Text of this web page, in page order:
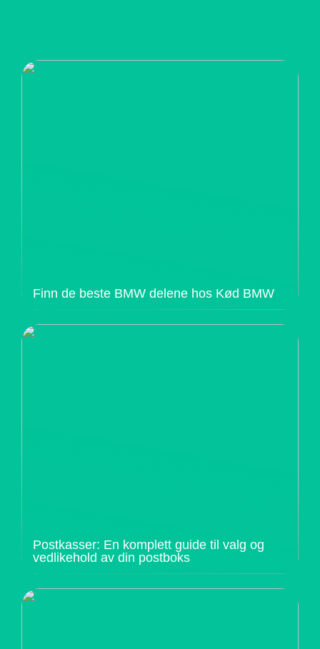
Finn de beste BMW delene hos Kød BMW
Postkasser: En komplett guide til valg og
vedlikehold av din postboks